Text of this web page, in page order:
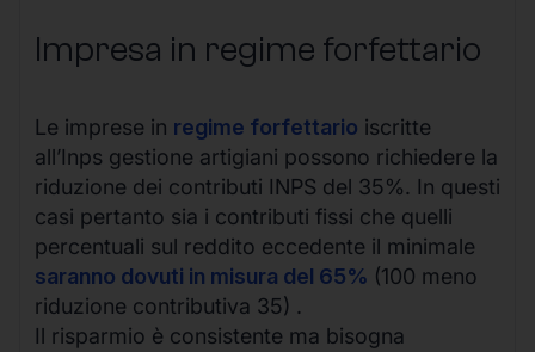
Impresa in regime forfettario
Le imprese in regime forfettario iscritte
all’Inps gestione artigiani possono richiedere la
riduzione dei contributi INPS del 35%. In questi
casi pertanto sia i contributi fissi che quelli
percentuali sul reddito eccedente il minimale
saranno dovuti in misura del 65% (100 meno
riduzione contributiva 35) .
Il risparmio è consistente ma bisogna